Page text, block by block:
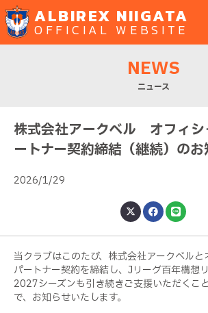
ALBIREX NIIGATA
OFFICIAL WEBSITE
NEWS
ニュース
株式会社アークベル オフィシ
ートナー契約締結（継続）の
2026/1/29
当クラブはこのたび、株式会社アークベル
パートナー契約を締結し、Jリーグ百年構想
2027シーズンも引き続きご支援いただくこ
で、お知らせいたします。